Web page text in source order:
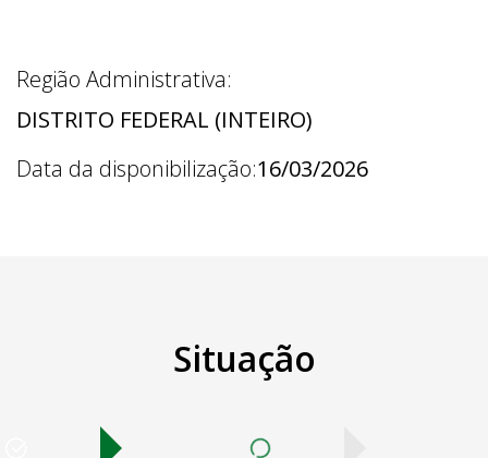
Região Administrativa:
DISTRITO FEDERAL (INTEIRO)
Data da disponibilização:16/03/2026
Situação